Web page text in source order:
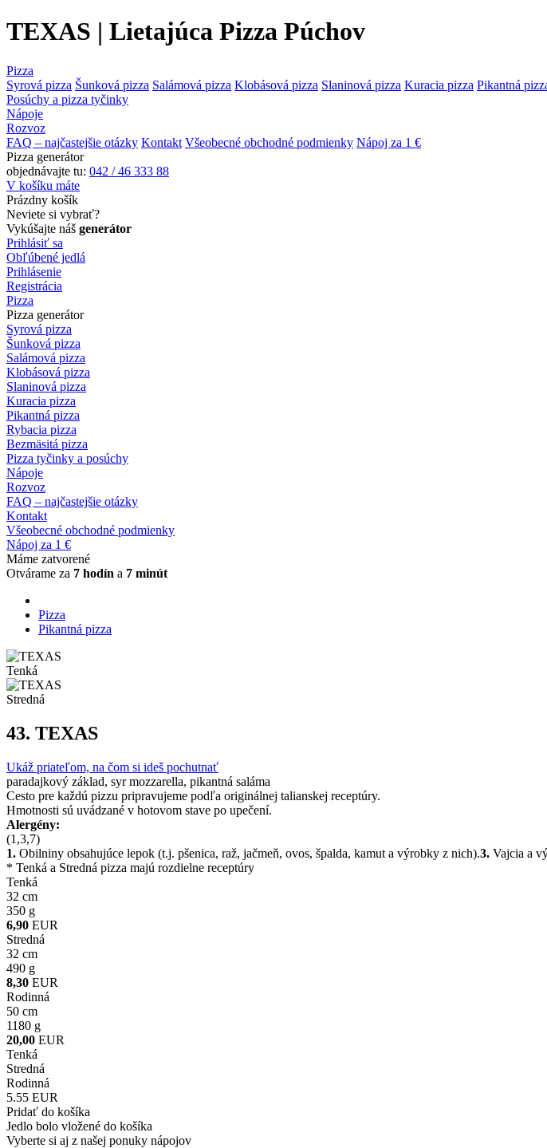
TEXAS | Lietajúca Pizza Púchov
Pizza
Syrová pizza Šunková pizza Salámová pizza Klobásová pizza Slaninová pizza Kuracia pizza Pikantná
Posúchy a pizza tyčinky
Nápoje
Rozvoz
FAQ – najčastejšie otázky Kontakt Všeobecné obchodné podmienky Nápoj za 1 €
Pizza generátor
objednávajte tu: 042 / 46 333 88
V košíku máte
Prázdny košík
Neviete si vybrať?
Vykúšajte náš generátor
Prihlásiť sa
Obľúbené jedlá
Prihlásenie
Registrácia
Pizza
Pizza generátor
Syrová pizza
Šunková pizza
Salámová pizza
Klobásová pizza
Slaninová pizza
Kuracia pizza
Pikantná pizza
Rybacia pizza
Bezmäsitá pizza
Pizza tyčinky a posúchy
Nápoje
Rozvoz
FAQ – najčastejšie otázky
Kontakt
Všeobecné obchodné podmienky
Nápoj za 1 €
Máme zatvorené
Otvárame za 7 hodín a 7 minút
Pizza
Pikantná pizza
Tenká
Stredná
43. TEXAS
Ukáž priateľom, na čom si ideš pochutnať
paradajkový základ, syr mozzarella, pikantná saláma
Cesto pre každú pizzu pripravujeme podľa originálnej talianskej receptúry.
Hmotnosti sú uvádzané v hotovom stave po upečení.
Alergény:
(1,3,7)
1. Obilniny obsahujúce lepok (t.j. pšenica, raž, jačmeň, ovos, špalda, kamut a výrobky z nich).3. Vajcia a
* Tenká a Stredná pizza majú rozdielne receptúry
Tenká
32 cm
350 g
6,90 EUR
Stredná
32 cm
490 g
8,30 EUR
Rodinná
50 cm
1180 g
20,00 EUR
Tenká
Stredná
Rodinná
5.55 EUR
Pridať do košíka
Jedlo bolo vložené do košíka
Vyberte si aj z našej ponuky nápojov